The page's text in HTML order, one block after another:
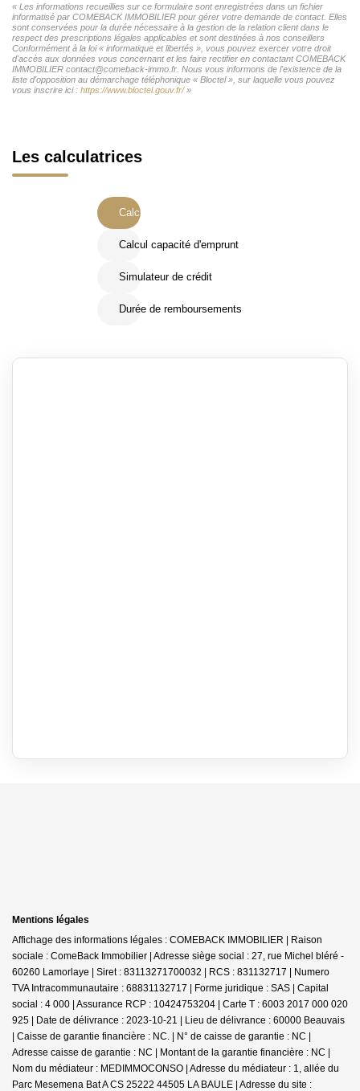
« Les informations recueillies sur ce formulaire sont enregistrées dans un fichier
informatisé par COMEBACK IMMOBILIER pour gérer votre demande de contact. Elles
sont conservées pour la durée nécessaire à la gestion de la relation client dans le
respect des prescriptions légales applicables et sont destinées à nos conseillers
Conformément à la loi « informatique et libertés », vous pouvez exercer votre droit
d'accès aux données vous concernant et les faire rectifier en contactant COMEBACK
IMMOBILIER contact@comeback-immo.fr. Nous vous informons de l'existence de la
liste d'opposition au démarchage téléphonique « Bloctel », sur laquelle vous pouvez
vous inscrire ici : https://www.bloctel.gouv.fr/»
Les calculatrices
Calcul Frais de notaire
Calcul capacité d'emprunt
Simulateur de crédit
Durée de remboursements
Mentions légales
Affichage des informations légales : COMEBACK IMMOBILIER | Raison
sociale : ComeBack Immobilier | Adresse siège social : 27, rue Michel bléré -
60260 Lamorlaye | Siret : 83113271700032 | RCS : 831132717 | Numero
TVA Intracommunautaire : 68831132717 | Forme juridique : SAS | Capital
social : 4 000 | Assurance RCP : 10424753204 | Carte T : 6003 2017 000 020
925 | Date de délivrance : 2023-10-21 | Lieu de délivrance : 60000 Beauvais
| Caisse de garantie financière : NC. | N° de caisse de garantie : NC |
Adresse caisse de garantie : NC | Montant de la garantie financière : NC |
Nom du médiateur : MEDIMMOCONSO | Adresse du médiateur : 1, allée du
Parc Mesemena Bat A CS 25222 44505 LA BAULE | Adresse du site :